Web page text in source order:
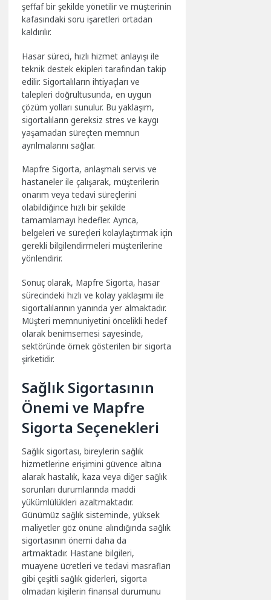
şeffaf bir şekilde yönetilir ve müşterinin
kafasındaki soru işaretleri ortadan
kaldırılır.
Hasar süreci, hızlı hizmet anlayışı ile
teknik destek ekipleri tarafından takip
edilir. Sigortalıların ihtiyaçları ve
talepleri doğrultusunda, en uygun
çözüm yolları sunulur. Bu yaklaşım,
sigortalıların gereksiz stres ve kaygı
yaşamadan süreçten memnun
ayrılmalarını sağlar.
Mapfre Sigorta, anlaşmalı servis ve
hastaneler ile çalışarak, müşterilerin
onarım veya tedavi süreçlerini
olabildiğince hızlı bir şekilde
tamamlamayı hedefler. Ayrıca,
belgeleri ve süreçleri kolaylaştırmak için
gerekli bilgilendirmeleri müşterilerine
yönlendirir.
Sonuç olarak, Mapfre Sigorta, hasar
sürecindeki hızlı ve kolay yaklaşımı ile
sigortalılarının yanında yer almaktadır.
Müşteri memnuniyetini öncelikli hedef
olarak benimsemesi sayesinde,
sektöründe örnek gösterilen bir sigorta
şirketidir.
Sağlık Sigortasının
Önemi ve Mapfre
Sigorta Seçenekleri
Sağlık sigortası, bireylerin sağlık
hizmetlerine erişimini güvence altına
alarak hastalık, kaza veya diğer sağlık
sorunları durumlarında maddi
yükümlülükleri azaltmaktadır.
Günümüz sağlık sisteminde, yüksek
maliyetler göz önüne alındığında sağlık
sigortasının önemi daha da
artmaktadır. Hastane bilgileri,
muayene ücretleri ve tedavi masrafları
gibi çeşitli sağlık giderleri, sigorta
olmadan kişilerin finansal durumunu